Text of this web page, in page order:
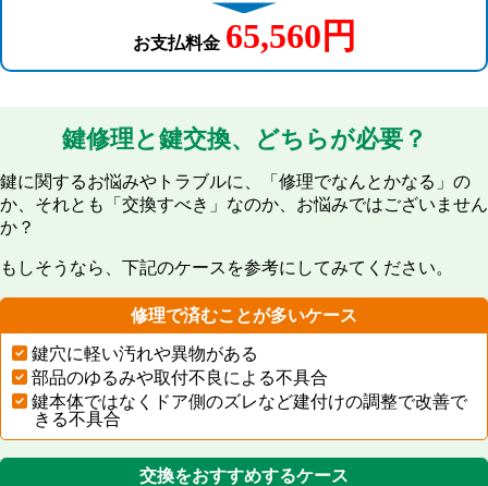
お支払料金 65,560円
鍵修理と鍵交換、どちらが必要？
鍵に関するお悩みやトラブルに、「修理でなんとかなる」の
か、それとも「交換すべき」なのか、お悩みではございません
か？
もしそうなら、下記のケースを参考にしてみてください。
修理で済むことが多いケース
鍵穴に軽い汚れや異物がある
部品のゆるみや取付不良による不具合
鍵本体ではなくドア側のズレなど建付けの調整で改善で
きる不具合
交換をおすすめするケース